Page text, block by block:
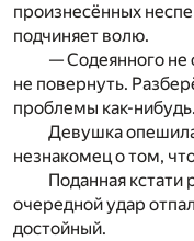
произнесённых
подчиняет волю.
— Содеянного не
не повернуть.
проблемы как-нибудь.
Девушка
незнакомец о том,
Поданная кстати
очередной удар
достойный.